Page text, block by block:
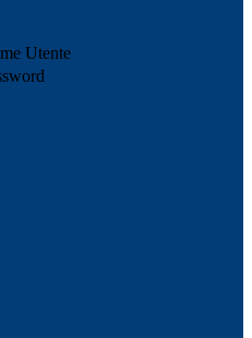
Utente